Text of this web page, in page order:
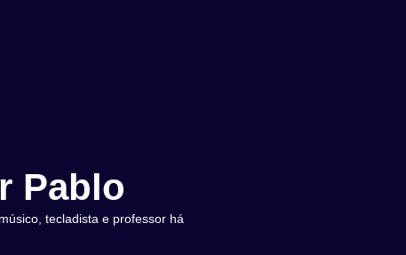
Pablo
tecladista e professor há